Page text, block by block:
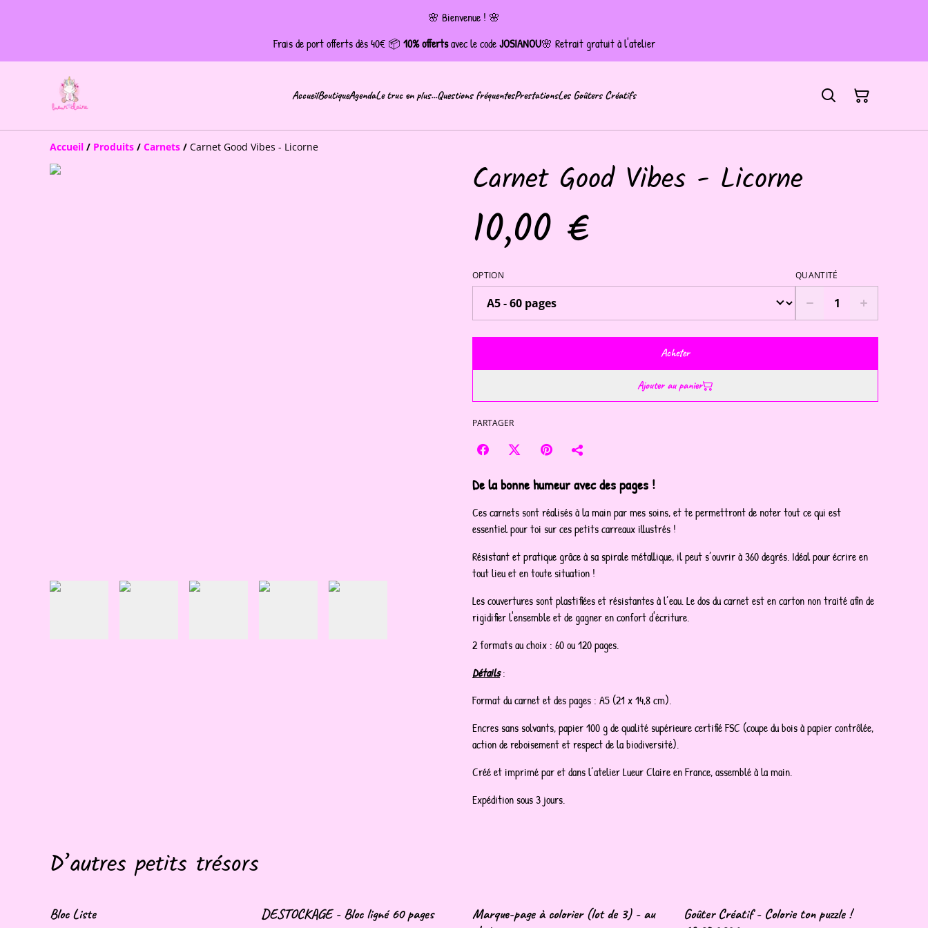
🌸 Bienvenue ! 🌸
Frais de port offerts dès 40€ 📦 10% offertsavec le codeJOSIANOU🌸 Retrait gratuit à l'atelier
AccueilBoutiqueAgendaLe truc en plus...Questions fréquentesPrestationsLes Goûters Créatifs
Accueil / Produits / Carnets / Carnet Good Vibes - Licorne
Carnet Good Vibes - Licorne
10,00 €
OPTION QUANTITÉ
Acheter
Ajouter au panier
PARTAGER
De la bonne humeur avec des pages !
Ces carnets sont réalisés à la main par mes soins, et te permettront de noter tout ce qui est
essentiel pour toi sur ces petits carreaux illustrés !
Résistant et pratique grâce à sa spirale métallique, il peut s’ouvrir à 360 degrés. Idéal pour écrire en
tout lieu et en toute situation !
Les couvertures sont plastifiées et résistantes à l’eau. Le dos du carnet est en carton non traité afin de
rigidifier l'ensemble et de gagner en confort d'écriture.
2 formats au choix : 60 ou 120 pages.
Détails:
Format du carnet et des pages : A5 (21 x 14,8 cm).
Encres sans solvants, papier 100 g de qualité supérieure certifié FSC (coupe du bois à papier contrôlée,
action de reboisement et respect de la biodiversité).
Créé et imprimé par et dans l’atelier Lueur Claire en France, assemblé à la main.
Expédition sous 3 jours.
D’autres petits trésors
Bloc Liste DESTOCKAGE - Bloc ligné 60 pages
Marque-page à colorier (lot de 3) - au
Goûter Créatif - Colorie ton puzzle !